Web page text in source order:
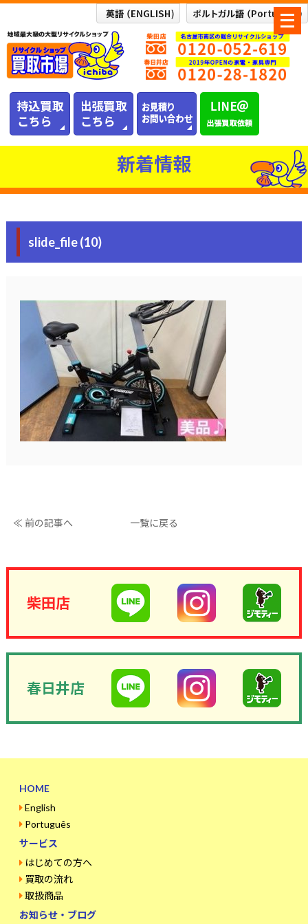
メ
ニ
ュ
ー
新着情報
slide_file (10)
≪ 前の記事へ 一覧に戻る
柴田店
春日井店
HOME
English
Português
サービス
はじめての方へ
買取の流れ
取扱商品
お知らせ・ブログ